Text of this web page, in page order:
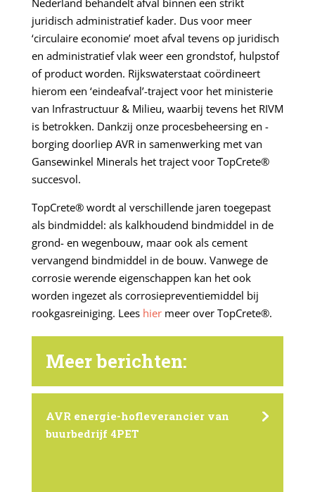
juridisch administratief kader. Dus voor meer
‘circulaire economie’ moet afval tevens op juridisch
en administratief vlak weer een grondstof, hulpstof
of product worden. Rijkswaterstaat coördineert
hierom een ‘eindeafval’-traject voor het ministerie
van Infrastructuur & Milieu, waarbij tevens het RIVM
is betrokken. Dankzij onze procesbeheersing en -
borging doorliep AVR in samenwerking met van
Gansewinkel Minerals het traject voor TopCrete®
succesvol.
TopCrete® wordt al verschillende jaren toegepast
als bindmiddel: als kalkhoudend bindmiddel in de
grond- en wegenbouw, maar ook als cement
vervangend bindmiddel in de bouw. Vanwege de
corrosie werende eigenschappen kan het ook
worden ingezet als corrosiepreventiemiddel bij
rookgasreiniging. Lees hiermeer over TopCrete®.
Meer berichten:
AVR energie-hofleverancier van
buurbedrijf 4PET